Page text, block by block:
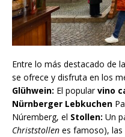
Entre lo más destacado de
se ofrece y disfruta en los
Glühwein: El popularvino
Nürnberger Lebkuchen
Núremberg, el Stollen: Un
Christstollen es famoso), las